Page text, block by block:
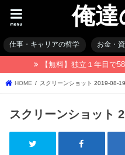
俺
menu
仕事・キャリアの哲学 お金・
【無料】独立１年目で
HOME スクリーンショット 2019-08-
スクリーンショット